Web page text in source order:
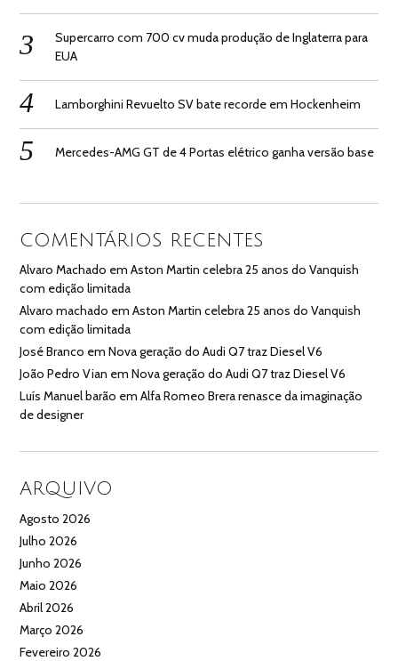
Supercarro com 700 cv muda produção de Inglaterra para
EUA
Lamborghini Revuelto SV bate recorde em Hockenheim
Mercedes-AMG GT de 4 Portas elétrico ganha versão base
COMENTÁRIOS RECENTES
Alvaro Machado emAston Martin celebra 25 anos do Vanquish
com edição limitada
Alvaro machado emAston Martin celebra 25 anos do Vanquish
com edição limitada
José Branco emNova geração do Audi Q7 traz Diesel V6
João Pedro Vian emNova geração do Audi Q7 traz Diesel V6
Luís Manuel barão emAlfa Romeo Brera renasce da imaginação
de designer
ARQUIVO
Agosto 2026
Julho 2026
Junho 2026
Maio 2026
Abril 2026
Março 2026
Fevereiro 2026